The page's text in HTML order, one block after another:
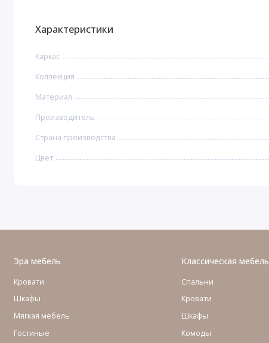
Характеристики
Каркас
Коллекция
Материал
Производитель
Страна производства
Цвет
Эра мебель
Кровати
Шкафы
Мягкая мебель
Гостиные
Классическая мебель
Спальни
Кровати
Шкафы
Комоды